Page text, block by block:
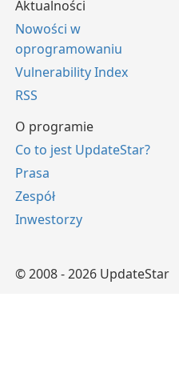
Aktualności
Nowości w
oprogramowaniu
Vulnerability Index
RSS
O programie
Co to jest UpdateStar?
Prasa
Zespół
Inwestorzy
© 2008 - 2026 UpdateStar